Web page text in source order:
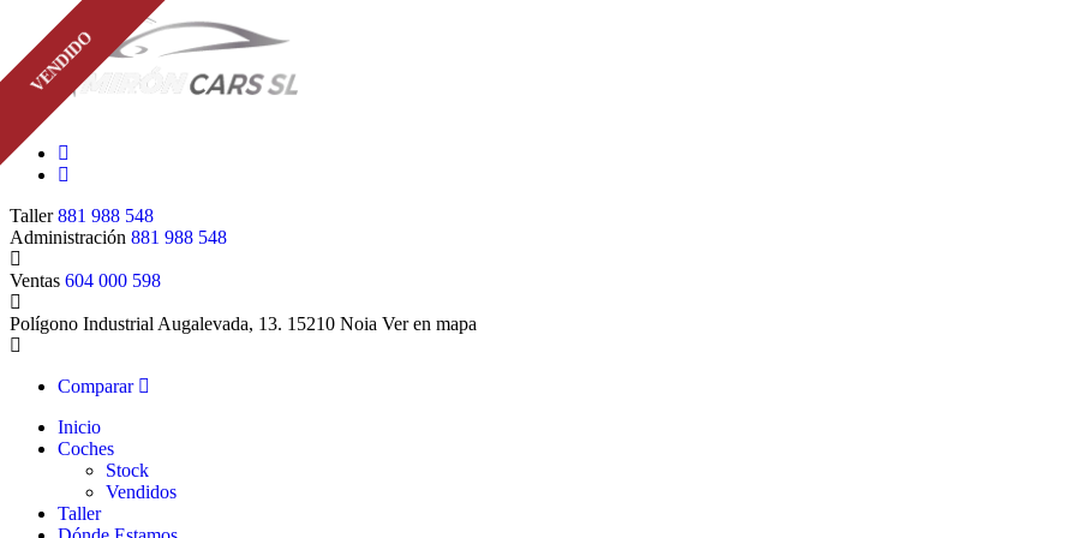
Taller881 988 548
Administración 881 988 548
Ventas 604 000 598
Polígono Industrial Augalevada, 13. 15210 Noia Ver en mapa
Comparar
Inicio
Coches
Stock
Vendidos
Taller
VENDIDO